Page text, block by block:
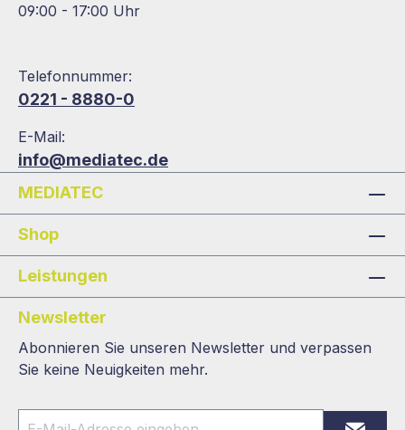
09:00 - 17:00 Uhr
Telefonnummer:
0221 - 8880-0
E-Mail:
info@mediatec.de
MEDIATEC
Shop
Leistungen
Newsletter
Abonnieren Sie unseren Newsletter und verpassen
Sie keine Neuigkeiten mehr.